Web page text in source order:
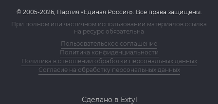
© 2005-2026, Партия «Единая Россия». Все права защищены.
При полном или частичном использовании материалов ссылка
на ресурс обязательна
Пользовательское соглашение
Политика конфиденциальности
Политика в отношении обработки персональных данных
Согласие на обработку персональных данных
Сделано в Extyl